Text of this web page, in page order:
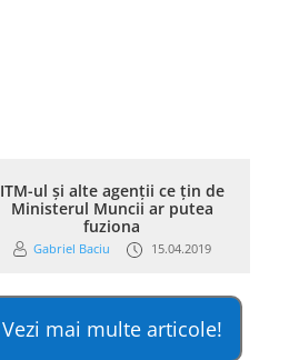
ITM-ul și alte agenții ce țin de
Ministerul Muncii ar putea
fuziona
Gabriel Baciu 15.04.2019
Vezi mai multe articole!